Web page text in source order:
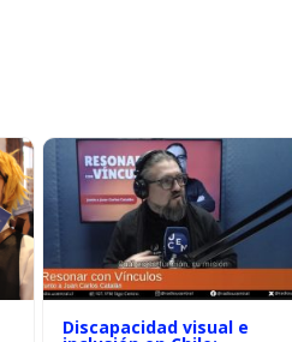
Discapacidad visual e